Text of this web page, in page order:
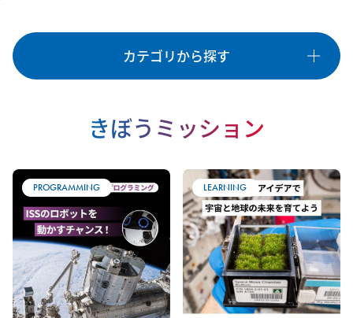
カテゴリから探す
LEARNING
「きぼう」日本実験棟
国際宇宙ステーション
宇宙のしごと
宇宙のくらし その他
きぼうミッション
PROGRAMMING LEARNING